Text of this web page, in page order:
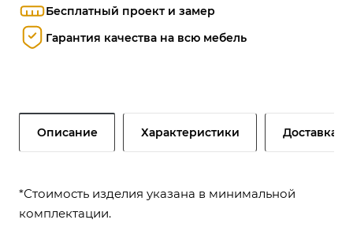
Бесплатный проект и замер
Гарантия качества на всю мебель
Описание Характеристики Доставка и
*Стоимость изделия указана в минимальной
комплектации.